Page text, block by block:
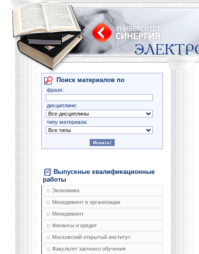
Поиск материалов по
фразе:
дисциплине:
типу материала:
Выпускные квалификационные
работы
Экономика
Менеджмент в организации
Менеджмент
Финансы и кредит
Московский открытый институт
Факультет заочного обучения